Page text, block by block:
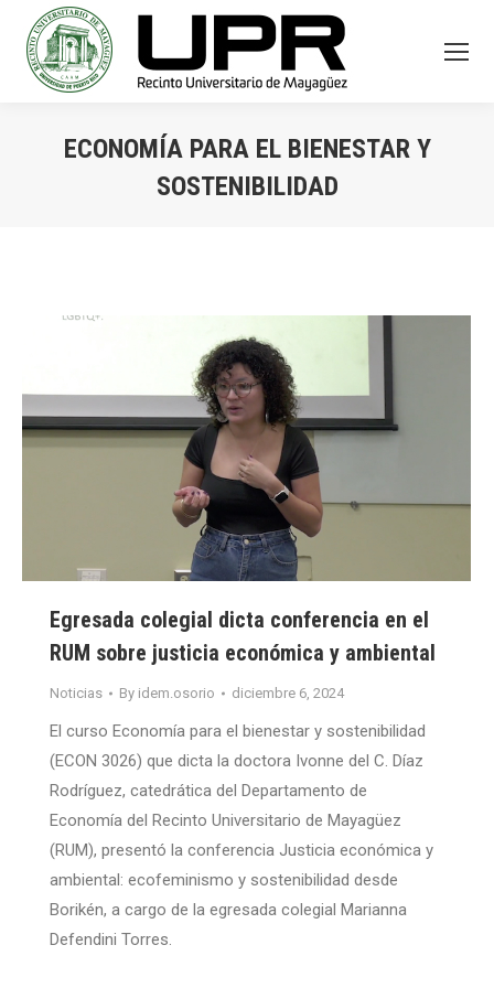
ECONOMÍA PARA EL BIENESTAR Y
SOSTENIBILIDAD
Egresada colegial dicta conferencia en el
RUM sobre justicia económica y ambiental
Noticias By idem.osorio diciembre 6, 2024
El curso Economía para el bienestar y sostenibilidad
(ECON 3026) que dicta la doctora Ivonne del C. Díaz
Rodríguez, catedrática del Departamento de
Economía del Recinto Universitario de Mayagüez
(RUM), presentó la conferencia Justicia económica y
ambiental: ecofeminismo y sostenibilidad desde
Borikén, a cargo de la egresada colegial Marianna
Defendini Torres.